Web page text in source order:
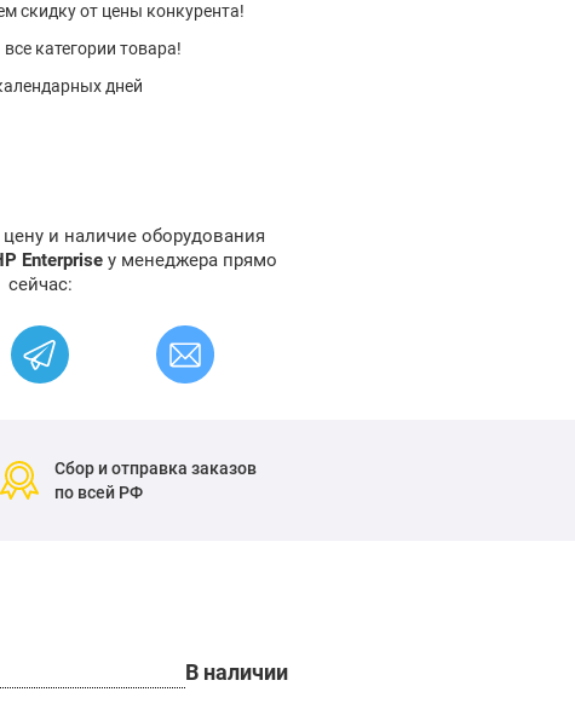
скидку от цены конкурента!
категории товара!
дней
и наличие оборудования
Enterprise у менеджера прямо
сейчас:
Сбор и отправка заказов
по всей РФ
В наличии